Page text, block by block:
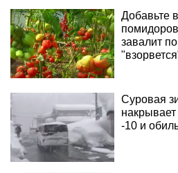
Добавьте
завалит
Суровая
-10 и